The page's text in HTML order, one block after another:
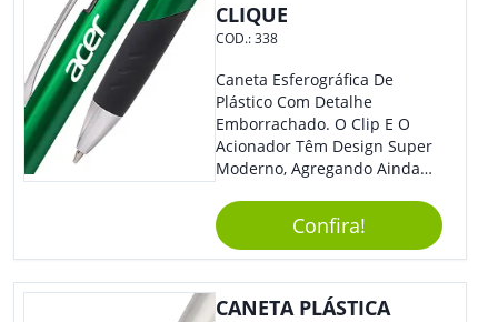
CLIQUE
COD.:338
Caneta Esferográfica De
Plástico Com Detalhe
Emborrachado. O Clip E O
Acionador Têm Design Super
Moderno, Agregando Ainda
Marca.
Confira!
CANETA PLÁSTICA